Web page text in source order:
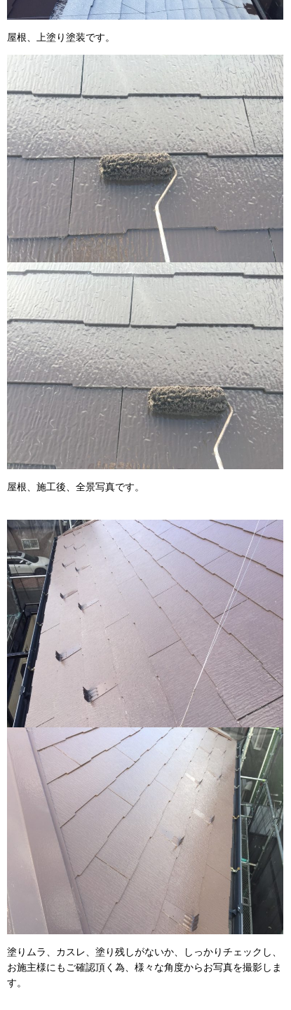
屋根、上塗り塗装です。
屋根、施工後、全景写真です。
塗りムラ、カスレ、塗り残しがないか、しっかりチェックし、
お施主様にもご確認頂く為、様々な角度からお写真を撮影しま
す。